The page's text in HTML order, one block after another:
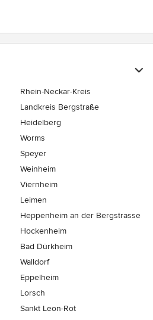
Rhein-Neckar-Kreis
Landkreis Bergstraße
Heidelberg
Worms
Speyer
Weinheim
Viernheim
Leimen
Heppenheim an der Bergstrasse
Hockenheim
Bad Dürkheim
Walldorf
Eppelheim
Lorsch
Sankt Leon-Rot